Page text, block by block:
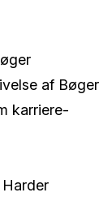
af Bøger
karriere-